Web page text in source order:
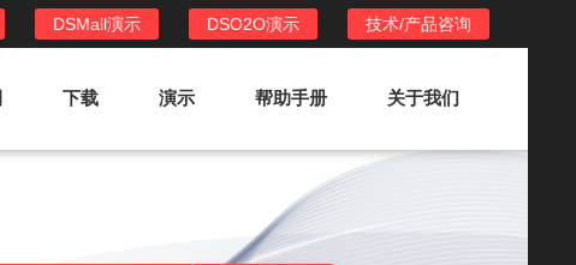
技术/产品咨询
DSO2O演示
DSMall演示
下载 演示 帮助手册 关于我们